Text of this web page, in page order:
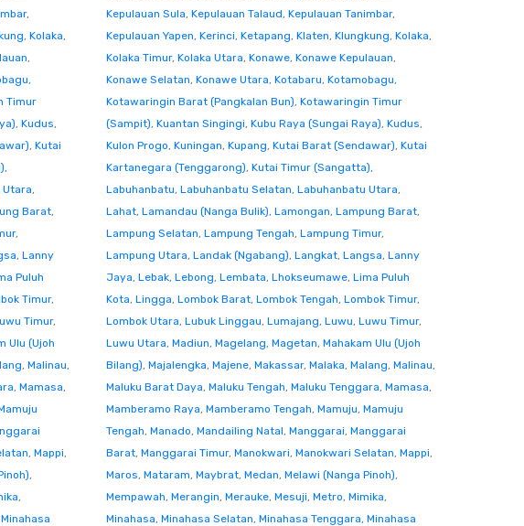
,
, Kolaka,
,
,
Timur
, Kudus,
, Kutai
,
Utara,
Barat,
,
, Lanny
Puluh
Timur,
Timur,
Ulu (Ujoh
, Malinau,
, Mamasa,
, Mappi,
,
,
Minahasa
Kepulauan Sula, Kepulauan Talaud, Kepulauan Tanimbar,
Kepulauan Yapen, Kerinci, Ketapang, Klaten, Klungkung, Kolaka,
Kolaka Timur, Kolaka Utara, Konawe, Konawe Kepulauan,
Konawe Selatan, Konawe Utara, Kotabaru, Kotamobagu,
Kotawaringin Barat (Pangkalan Bun), Kotawaringin Timur
(Sampit), Kuantan Singingi, Kubu Raya (Sungai Raya), Kudus,
Kulon Progo, Kuningan, Kupang, Kutai Barat (Sendawar), Kutai
Kartanegara (Tenggarong), Kutai Timur (Sangatta),
Labuhanbatu, Labuhanbatu Selatan, Labuhanbatu Utara,
Lahat, Lamandau (Nanga Bulik), Lamongan, Lampung Barat,
Lampung Selatan, Lampung Tengah, Lampung Timur,
Lampung Utara, Landak (Ngabang), Langkat, Langsa, Lanny
Jaya, Lebak, Lebong, Lembata, Lhokseumawe, Lima Puluh
Kota, Lingga, Lombok Barat, Lombok Tengah, Lombok Timur,
Lombok Utara, Lubuk Linggau, Lumajang, Luwu, Luwu Timur,
Luwu Utara, Madiun, Magelang, Magetan, Mahakam Ulu (Ujoh
Bilang), Majalengka, Majene, Makassar, Malaka, Malang, Malinau,
Maluku Barat Daya, Maluku Tengah, Maluku Tenggara, Mamasa,
Mamberamo Raya, Mamberamo Tengah, Mamuju, Mamuju
Tengah, Manado, Mandailing Natal, Manggarai, Manggarai
Barat, Manggarai Timur, Manokwari, Manokwari Selatan, Mappi,
Maros, Mataram, Maybrat, Medan, Melawi (Nanga Pinoh),
Mempawah, Merangin, Merauke, Mesuji, Metro, Mimika,
Minahasa, Minahasa Selatan, Minahasa Tenggara, Minahasa